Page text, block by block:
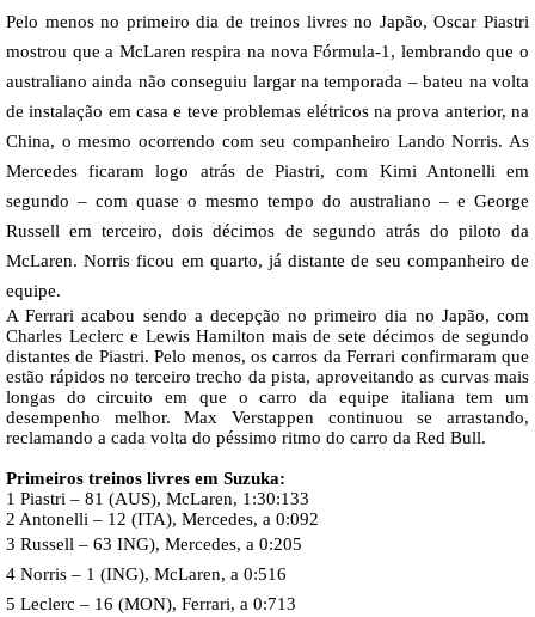
Pelo menos no primeiro dia de treinos livres no Japão, Oscar Piastri
mostrou que a McLaren respira na nova Fórmula-1, lembrando que o
australiano ainda não conseguiu largar na temporada – bateu na volta
de instalação em casa e teve problemas elétricos na prova anterior, na
China, o mesmo ocorrendo com seu companheiro Lando Norris. As
Mercedes ficaram logo atrás de Piastri, com Kimi Antonelli em
segundo – com quase o mesmo tempo do australiano – e George
Russell em terceiro, dois décimos de segundo atrás do piloto da
McLaren. Norris ficou em quarto, já distante de seu companheiro de
equipe.
A Ferrari acabou sendo a decepção no primeiro dia no Japão, com
Charles Leclerc e Lewis Hamilton mais de sete décimos de segundo
distantes de Piastri. Pelo menos, os carros da Ferrari confirmaram que
estão rápidos no terceiro trecho da pista, aproveitando as curvas mais
longas do circuito em que o carro da equipe italiana tem um
desempenho melhor. Max Verstappen continuou se arrastando,
reclamando a cada volta do péssimo ritmo do carro da Red Bull.
Primeiros treinos livres em Suzuka:
1 Piastri – 81 (AUS), McLaren, 1:30:133
2 Antonelli – 12 (ITA), Mercedes, a 0:092
3 Russell – 63 ING), Mercedes, a 0:205
4 Norris – 1 (ING), McLaren, a 0:516
5 Leclerc – 16 (MON), Ferrari, a 0:713